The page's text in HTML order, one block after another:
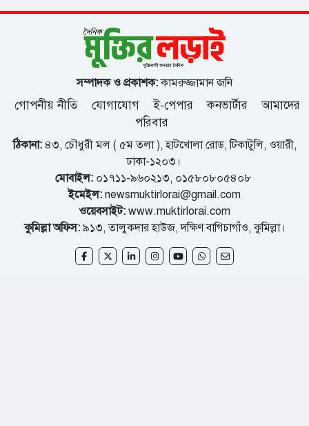
সম্পাদক ও প্রকাশক:কামরুজ্জামান জনি
গোপনীয় নীতি যোগাযোগ ই-পেপার কনভার্টার
আমাদের
পরিবার
ঠিকানা:৪৩, চৌধুরী মল ( ৫ম তলা ), হাটখোলা রোড, টিকাটুলি, ওয়ারী,
ঢাকা-১২০৩।
মোবাইল:০১৭১১-৯৬০২১৩, ০১৫৮০৮০৫৪০৮
ইমেইল: newsmuktirlorai@gmail.com
ওয়েবসাইট: www.muktirlorai.com
কুমিল্লা অফিস: ৯১৩, তালুকদার হাউজ, দক্ষিণ বাগিচাগাঁও, কুমিল্লা।